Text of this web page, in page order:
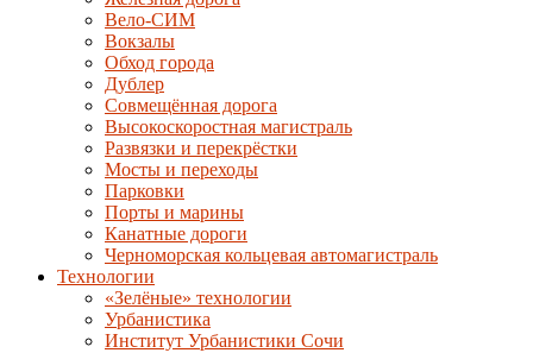
Вело-СИМ
Вокзалы
Обход города
Дублер
Совмещённая дорога
Высокоскоростная магистраль
Развязки и перекрёстки
Мосты и переходы
Парковки
Порты и марины
Канатные дороги
Черноморская кольцевая автомагистраль
Технологии
«Зелёные» технологии
Урбанистика
Институт Урбанистики Сочи